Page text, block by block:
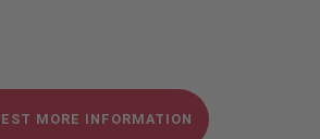
MORE INFORMATION